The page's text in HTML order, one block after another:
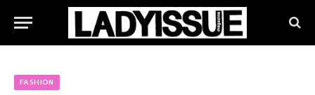
FASHION